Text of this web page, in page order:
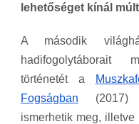
lehetőséget kínál
A második
hadifogolytáborait
történetét a
Fogságban (2017)
ismerhetik meg,